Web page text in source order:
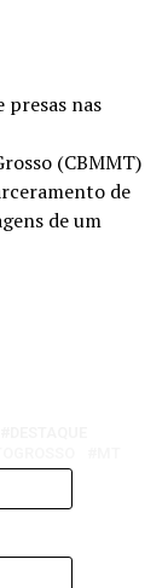
nas
(CBMMT)
de
de um